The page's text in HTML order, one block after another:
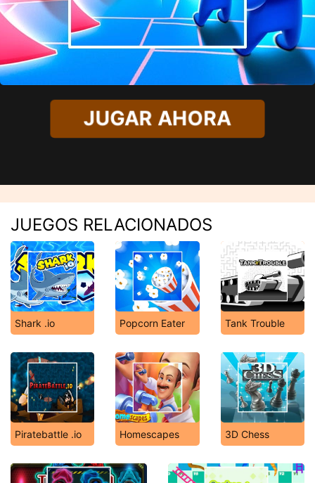
JUGAR AHORA
JUEGOS RELACIONADOS
Shark .io Popcorn Eater Tank Trouble
Piratebattle .io Homescapes 3D Chess